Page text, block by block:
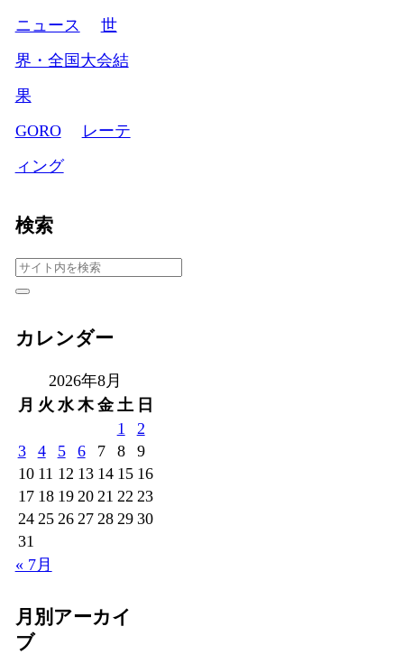
ニュース
世
界・全国大会結
果
GORO
レーテ
ィング
検索
カレンダー
2026年8月
月 火 水 木 金 土 日
1
2
3
4 5 6 7 8
9
10 11 12 13 14 15 16
17 18 19 20 21 22 23
24 25 26 27 28 29 30
31
« 7月
月別アーカイ
ブ